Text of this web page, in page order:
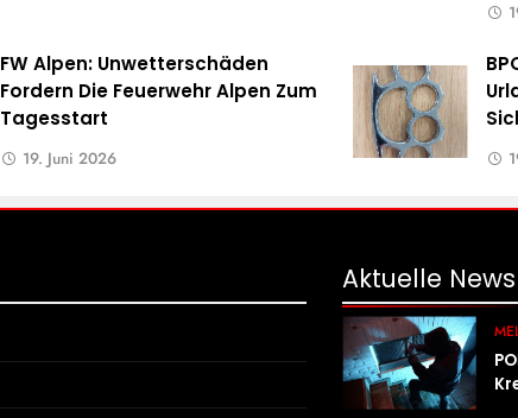
FW Alpen: Unwetterschäden
Fordern Die Feuerwehr Alpen Zum
Tagesstart
19. Juni 2026
Aktuelle News